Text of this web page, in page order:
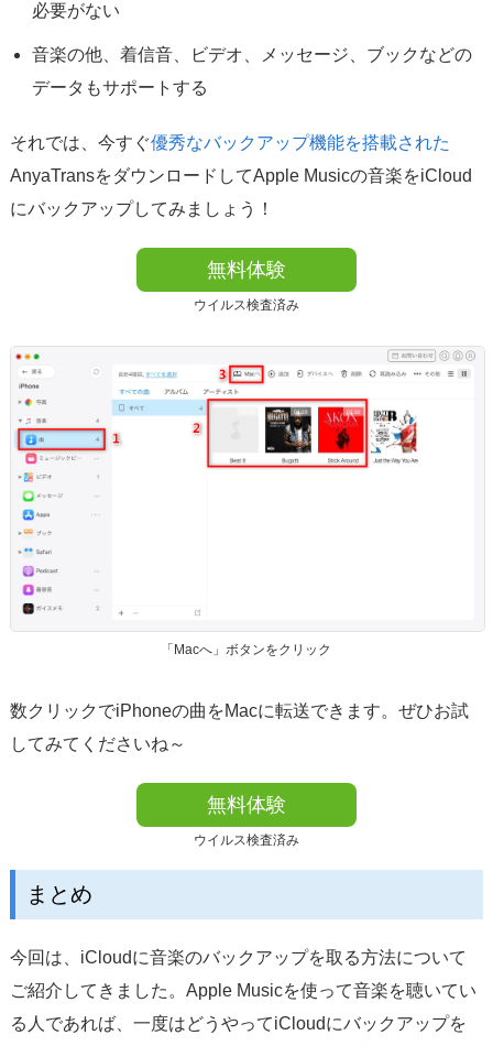
必要がない
音楽の他、着信音、ビデオ、メッセージ、ブックなどの
データもサポートする
それでは、今すぐ優秀なバックアップ機能を搭載された
AnyaTransをダウンロードしてApple Musicの音楽をiCloud
にバックアップしてみましょう！
無料体験
ウイルス検査済み
「Macへ」ボタンをクリック
数クリックでiPhoneの曲をMacに転送できます。ぜひお試
してみてくださいね～
無料体験
ウイルス検査済み
まとめ
今回は、iCloudに音楽のバックアップを取る方法について
ご紹介してきました。Apple Musicを使って音楽を聴いてい
る人であれば、一度はどうやってiCloudにバックアップを